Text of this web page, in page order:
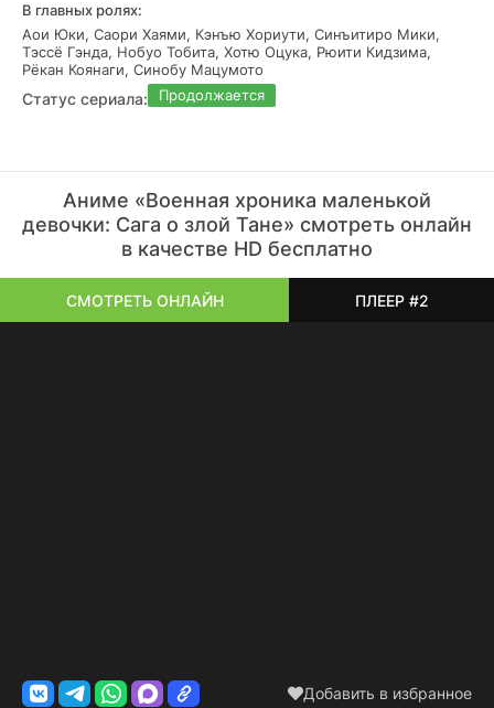
В главных ролях:
Аои Юки, Саори Хаями, Кэнъю Хориути, Синъитиро Мики,
Тэссё Гэнда, Нобуо Тобита, Хотю Оцука, Рюити Кидзима,
Рёкан Коянаги, Синобу Мацумото
Статус сериала: Продолжается
Аниме «Военная хроника маленькой
девочки: Сага о злой Тане» смотреть онлайн
в качестве HD бесплатно
СМОТРЕТЬ ОНЛАЙН ПЛЕЕР #2
Добавить в избранное